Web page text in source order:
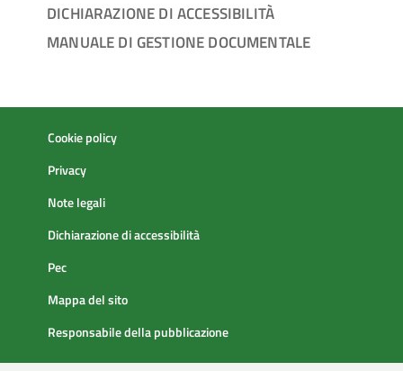
DICHIARAZIONE DI ACCESSIBILITÀ
MANUALE DI GESTIONE DOCUMENTALE
Cookie policy
Privacy
Note legali
Dichiarazione di accessibilità
Pec
Mappa del sito
Responsabile della pubblicazione